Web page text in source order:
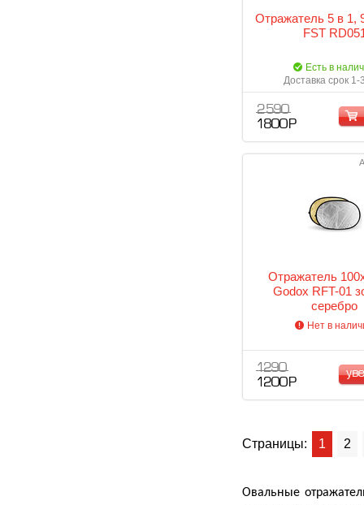
Отражатель 5 в 1,
FST
Есть в
Доставка срок 1-
2 590
1 800 Р
Отражатель
Godox RFT-01
серебро
Нет в
1 290
1 200 Р
Страницы: 1 2
Овальные